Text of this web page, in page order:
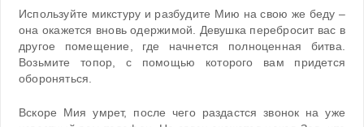
Используйте микстуру и разбудите Мию на свою же беду –
она окажется вновь одержимой. Девушка перебросит вас в
другое помещение, где начнется полноценная битва.
Возьмите топор, с помощью которого вам придется
обороняться.
Вскоре Мия умрет, после чего раздастся звонок на уже